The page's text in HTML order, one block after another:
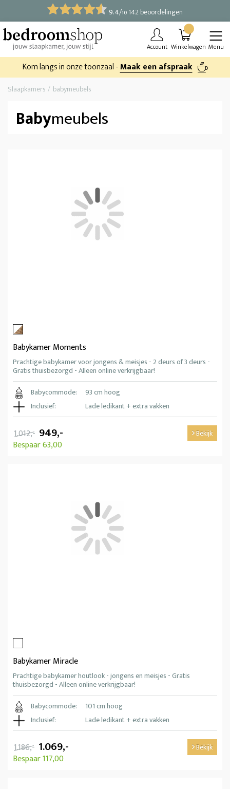
9.4/10 142 beoordelingen
Account Winkelwagen Menu
Kom langs in onze toonzaal -Maak een afspraak
Slaapkamers babymeubels
Babymeubels
Babykamer Moments
Prachtige babykamer voor jongens & meisjes - 2 deurs of 3 deurs -
Gratis thuisbezorgd - Alleen online verkrijgbaar!
Babycommode:
93 cm hoog
Inclusief:
Lade ledikant + extra vakken
1.012,- 949,-
Bespaar 63,00
Bekijk
Babykamer Miracle
Prachtige babykamer houtlook - jongens en meisjes - Gratis
thuisbezorgd - Alleen online verkrijgbaar!
Babycommode:
101 cm hoog
Inclusief:
Lade ledikant + extra vakken
1.186,- 1.069,-
Bespaar 117,00
Bekijk